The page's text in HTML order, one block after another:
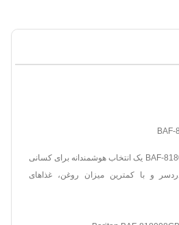
سرخ کن باریتون مدل BAF-818008GB یک انتخاب هوشمندانه برای کسانی
و با کمترین میزان روغن، غذاهای